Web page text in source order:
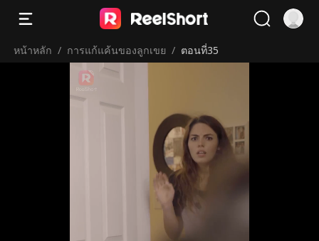
หน้าหลัก / การแก้แค้นของลูกเขย / ตอนที่35